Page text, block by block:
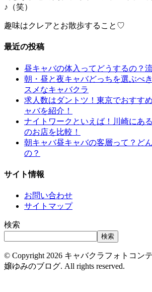
♪（笑）
趣味はクレアとお散歩すること♡
最近の投稿
昼キャバの体入ってどうするの？
朝・昼と夜キャバどっちを選ぶべ
スメなキャバクラ
求人数はダントツ！東京でおすす
ャバを紹介！
ナイトワークといえば！川崎にあ
のお店を比較！
朝キャバ昼キャバの客層って？ど
の？
サイト情報
お問い合わせ
サイトマップ
検索
検索
© Copyright 2026 キャバクラフォトコン
嬢ゆみのブログ. All rights reserved.